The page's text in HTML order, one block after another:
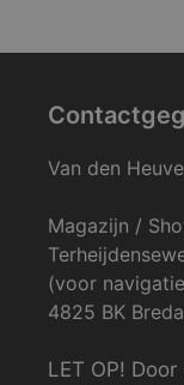
Van den
Magazijn /
(voor
4825 BK Breda
LET OP!